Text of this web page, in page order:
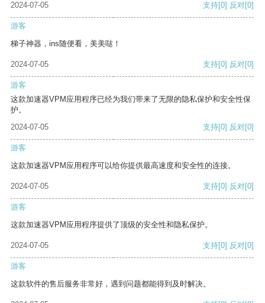
2024-07-05 支持[0] 反对[0]
游客
梯子神器，ins随便看，美美哒！
2024-07-05 支持[0] 反对[0]
游客
这款加速器VPM应用程序已经为我们带来了无限的隐私保护和安全性保
护。
2024-07-05
支持[0] 反对[0]
游客
这款加速器VPM应用程序可以给你提供最高速度和安全性的连接。
2024-07-05 支持[0] 反对[0]
游客
这款加速器VPM应用程序提供了顶级的安全性和隐私保护。
2024-07-05 支持[0] 反对[0]
游客
这款软件的售后服务非常好，遇到问题都能得到及时解决。